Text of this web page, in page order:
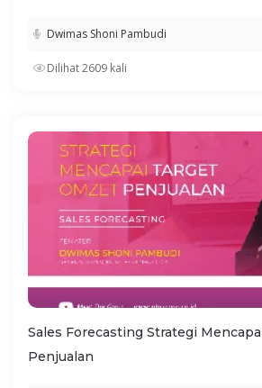
Dwimas Shoni Pambudi
Dilihat 2609 kali
Sales Forecasting Strategi
Penjualan